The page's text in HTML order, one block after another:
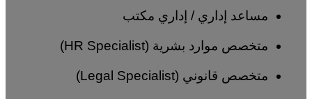
مساعد إداري / إداري مكتب
متخصص موارد بشرية (HR Specialist)
متخصص قانوني (Legal Specialist)